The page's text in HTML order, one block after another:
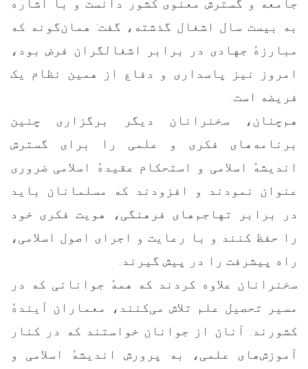
به بیست سال اشغال گذشته، گفت: همان‌گونه که
مبارزهٔ جهادی در برابر اشغالگران فرض بود،
امروز نیز پاسداری و دفاع از همین نظام یک
فریضه است.
هم‌چنان، سخنرانان دیگر برگزاری چنین
برنامه‌های فکری و علمی را برای گسترش
اندیشهٔ اسلامی و استحکام عقیدهٔ اسلامی ضروری
عنوان نمودند و افزودند که مسلمانان باید
در برابر تهاجم‌های فرهنگی، هویت فکری خود
را حفظ کنند و با رعایت و اجرای اصول اسلامی،
راه پیشرفت را در پیش گیرند.
سخنرانان علاوه کردند که همهٔ جوانانی که در
مسیر تحصیل علم تلاش می‌کنند، معماران آیندهٔ
کشورند. آنان از جوانان خواستند که در کنار
آموزش‌های علمی، به پرورش اندیشهٔ اسلامی و